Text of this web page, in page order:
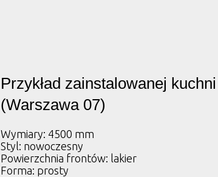
Przykład zainstalowanej kuchni
(Warszawa 07)
Wymiary: 4500 mm
Styl: nowoczesny
Powierzchnia frontów: lakier
Forma: prosty